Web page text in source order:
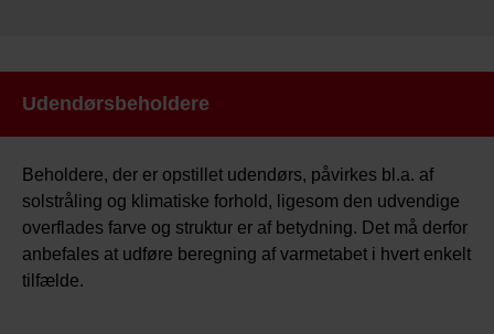
Udendørsbeholdere
Beholdere, der er opstillet udendørs, påvirkes bl.a. af
solstråling og klimatiske forhold, ligesom den udvendige
overflades farve og struktur er af betydning. Det må derfor
anbefales at udføre beregning af varmetabet i hvert enkelt
tilfælde.